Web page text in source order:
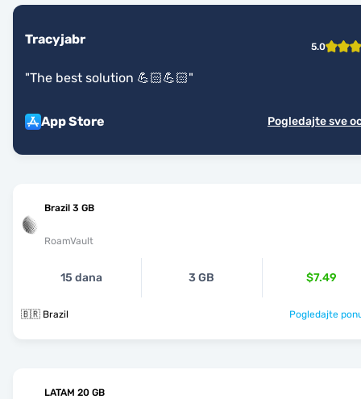
Tracyjabr 5.0
"The best solution 💪🏻💪🏻"
App Store Pogledajte sve
Brazil 3 GB
RoamVault
15 dana 3 GB $7.49
🇧🇷 Brazil Pogledajte
LATAM 20 GB